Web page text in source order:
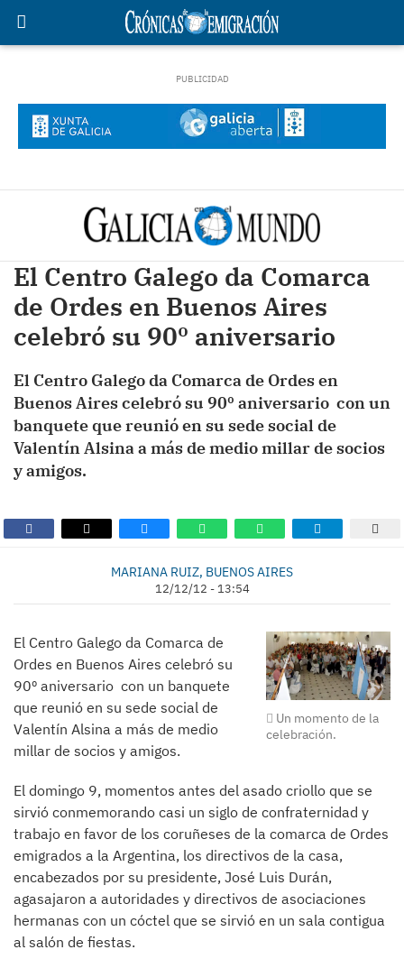
El Centro Galego da Comarca
de Ordes en Buenos Aires
celebró su 90º aniversario
El Centro Galego da Comarca de Ordes en
Buenos Aires celebró su 90º aniversario con un
banquete que reunió en su sede social de
Valentín Alsina a más de medio millar de socios
y amigos.
MARIANA RUIZ, BUENOS AIRES
12/12/12 - 13:54
Un momento de la
celebración.
El Centro Galego da Comarca de
Ordes en Buenos Aires celebró su
90º aniversario con un banquete
que reunió en su sede social de
Valentín Alsina a más de medio
millar de socios y amigos.
El domingo 9, momentos antes del asado criollo que se
sirvió conmemorando casi un siglo de confraternidad y
trabajo en favor de los coruñeses de la comarca de Ordes
emigrados a la Argentina, los directivos de la casa,
encabezados por su presidente, José Luis Durán,
agasajaron a autoridades y directivos de asociaciones
hermanas con un cóctel que se sirvió en un sala contigua
al salón de fiestas.